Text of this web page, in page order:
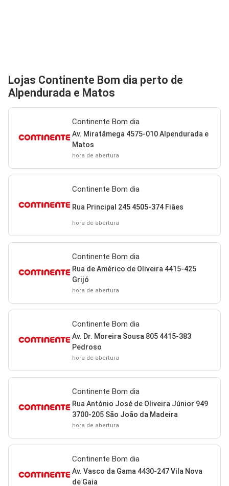
Lojas Continente Bom dia perto de
Alpendurada e Matos
Continente Bom dia
Av. Miratâmega 4575-010 Alpendurada e
Matos
hora de abertura
Continente Bom dia
Rua Principal 245 4505-374 Fiães
hora de abertura
Continente Bom dia
Rua de Américo de Oliveira 4415-425
Grijó
hora de abertura
Continente Bom dia
Av. Dr. Moreira Sousa 805 4415-383
Pedroso
hora de abertura
Continente Bom dia
Rua António José de Oliveira Júnior 949
3700-205 São João da Madeira
hora de abertura
Continente Bom dia
Av. Vasco da Gama 4430-247 Vila Nova
de Gaia